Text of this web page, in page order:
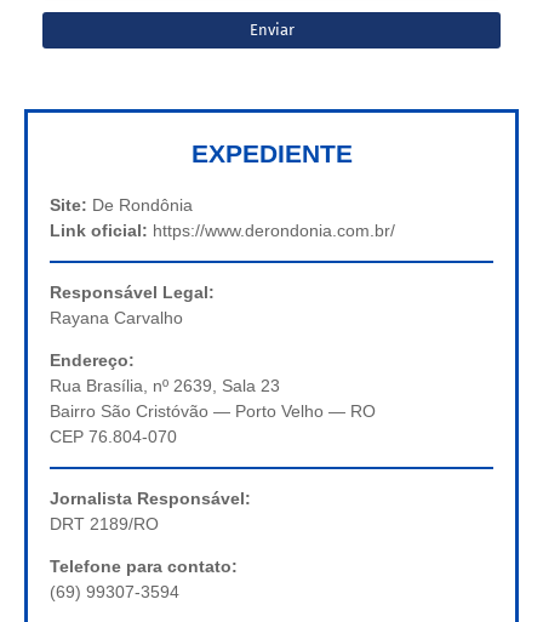
EXPEDIENTE
Site: De Rondônia
Link oficial: https://www.derondonia.com.br/
Responsável Legal:
Rayana Carvalho
Endereço:
Rua Brasília, nº 2639, Sala 23
Bairro São Cristóvão — Porto Velho — RO
CEP 76.804-070
Jornalista Responsável:
DRT 2189/RO
Telefone para contato:
(69) 99307-3594